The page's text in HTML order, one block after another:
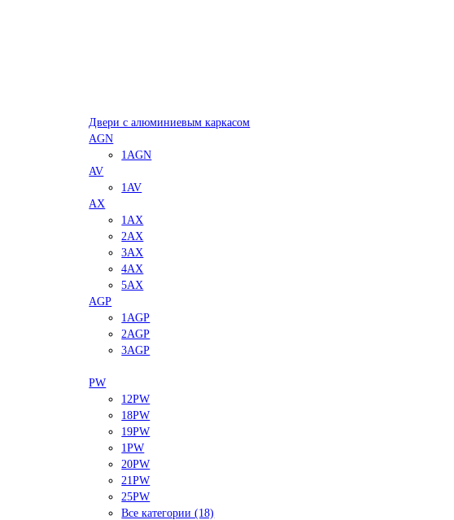
Двери с алюминиевым каркасом
AGN
1AGN
AV
1AV
AX
1AX
2AX
3AX
4AX
5AX
AGP
1AGP
2AGP
3AGP
PW
12PW
18PW
19PW
1PW
20PW
21PW
25PW
Все категории (18)